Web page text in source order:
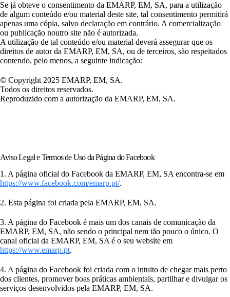
Se já obteve o consentimento da EMARP, EM, SA, para a utilização
de algum conteúdo e/ou material deste site, tal consentimento permitirá
apenas uma cópia, salvo declaração em contrário. A comercialização
ou publicação noutro site não é autorizada.
A utilização de tal conteúdo e/ou material deverá assegurar que os
direitos de autor da EMARP, EM, SA, ou de terceiros, são respeitados
contendo, pelo menos, a seguinte indicação:
© Copyright 2025 EMARP, EM, SA.
Todos os direitos reservados.
Reproduzido com a autorização da EMARP, EM, SA.
Aviso Legal e Termos de Uso da Página do Facebook
1. A página oficial do Facebook da EMARP, EM, SA encontra-se em
https://www.facebook.com/emarp.pt/.
2. Esta página foi criada pela EMARP, EM, SA.
3. A página do Facebook é mais um dos canais de comunicação da
EMARP, EM, SA, não sendo o principal nem tão pouco o único. O
canal oficial da EMARP, EM, SA é o seu website em
https://www.emarp.pt.
4. A página do Facebook foi criada com o intuito de chegar mais perto
dos clientes, promover boas práticas ambientais, partilhar e divulgar os
serviços desenvolvidos pela EMARP, EM, SA.